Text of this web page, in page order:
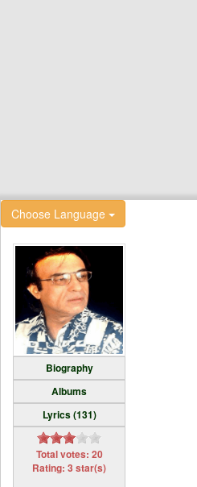
Choose Language
Biography
Albums
Lyrics (131)
Total votes: 20
Rating: 3 star(s)